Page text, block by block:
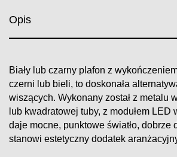
Opis
Biały lub czarny plafon z
czerni lub bieli, to doskonała
wiszących. Wykonany został z metalu
lub kwadratowej tuby, z modułem LED
daje mocne, punktowe światło, dobrze
stanowi estetyczny dodatek